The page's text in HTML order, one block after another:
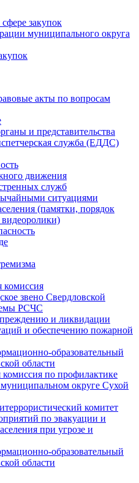
сфере закупок
муниципального округа
акты по вопросам
и представительства
служба (ЕДДС)
движения
служб
ситуациями
(памятки, порядок
комиссия
звено Свердловской
РСЧС
и ликвидации
и обеспечению пожарной
образовательный
области
по профилактике
округе Сухой
комитет
по эвакуации и
при угрозе и
образовательный
области